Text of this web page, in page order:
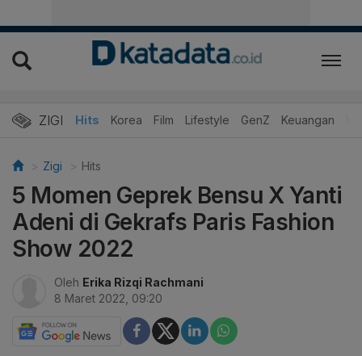
ZIGI Hits Korea Film Lifestyle GenZ Keuangan
Zigi Hits
5 Momen Geprek Bensu X Yanti
Adeni di Gekrafs Paris Fashion
Show 2022
Oleh Erika Rizqi Rachmani
8 Maret 2022, 09:20